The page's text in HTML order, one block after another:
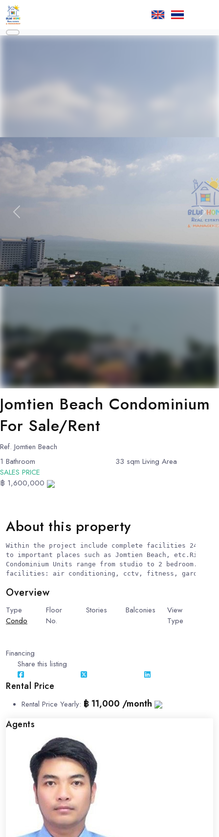
Previous Next
Jomtien Beach Condominium
For Sale/Rent
Ref. Jomtien Beach
1 Bathroom 33 sqm Living Area
SALES PRICE
฿ 1,600,000
About this property
Within the project include complete facilities 24-
to important places such as Jomtien Beach, etc.Rim
Condominium Units range from studio to 2 bedroom.
facilities: air conditioning, cctv, fitness, garden,
Overview
Type
Condo
Floor
No.
Stories
Balconies
View
Type
Financing
Share this listing
Rental Price
Rental Price Yearly: ฿ 11,000 /month
Agents